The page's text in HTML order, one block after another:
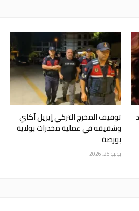
توقيف المخرج التركي إيزيل آكاي
وشقيقه في عملية مخدرات بولاية
بورصة
يوليو 25, 2026